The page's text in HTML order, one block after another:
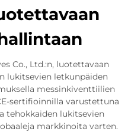
Co., Ltd.:n, luotettavaan
lukitsevien letkunpäiden
messinkiventtiilien
sertifioinnilla varustettuna
tehokkaiden lukitsevien
markkinoita varten.